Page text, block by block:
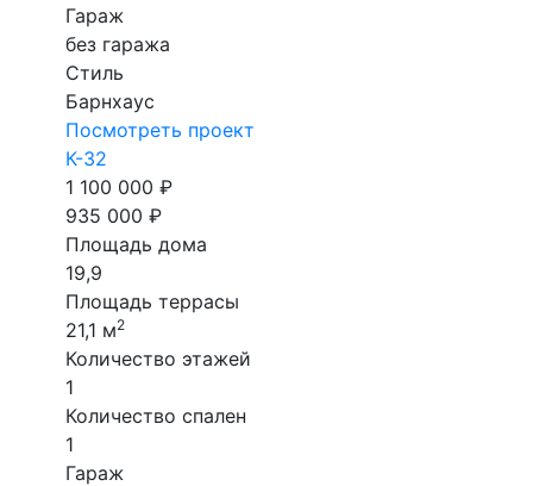
Гараж
без гаража
Стиль
Барнхаус
Посмотреть проект
К-32
1 100 000 ₽
935 000 ₽
Площадь дома
19,9
Площадь террасы
21,1 м2
Количество этажей
1
Количество спален
1
Гараж